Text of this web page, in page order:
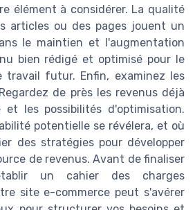
élément à considérer. La qualité
articles ou des pages jouent un
le maintien et l'augmentation
bien rédigé et optimisé pour le
travail futur. Enfin, examinez les
de près les revenus déjà
les possibilités d'optimisation.
potentielle se révélera, et où
des stratégies pour développer
de revenus. Avant de finaliser
un cahier des charges
site e-commerce peut s'avérer